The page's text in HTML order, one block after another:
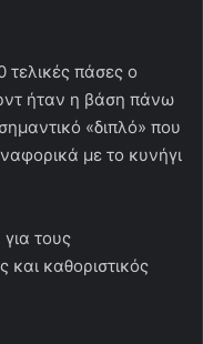
τελικές πάσες ο
ήταν η βάση πάνω
«διπλό» που
με το κυνήγι
τους
καθοριστικός